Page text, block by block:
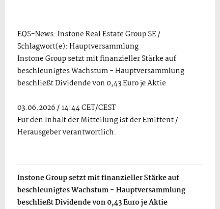
EQS-News: Instone Real Estate Group SE /
Schlagwort(e): Hauptversammlung
Instone Group setzt mit finanzieller Stärke auf
beschleunigtes Wachstum - Hauptversammlung
beschließt Dividende von 0,43 Euro je Aktie
03.06.2026 / 14:44 CET/CEST
Für den Inhalt der Mitteilung ist der Emittent /
Herausgeber verantwortlich.
Instone Group setzt mit finanzieller Stärke auf
beschleunigtes Wachstum - Hauptversammlung
beschließt Dividende von 0,43 Euro je Aktie